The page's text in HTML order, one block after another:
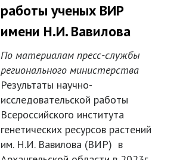
работы ученых ВИР
имени Н.И. Вавилова
По материалам пресс-службы
регионального министерства
Результаты научно-
исследовательской работы
Всероссийского института
генетических ресурсов растений
им. Н.И. Вавилова (ВИР) в